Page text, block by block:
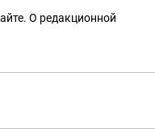
О редакционной